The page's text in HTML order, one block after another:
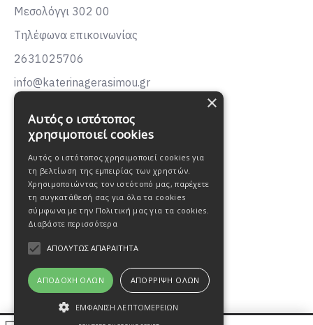
Μεσολόγγι 302 00
Τηλέφωνα επικοινωνίας
2631025706
info@katerinagerasimou.gr
GERASIMOU
FASHION
×
Αυτός ο ιστότοπος
χρησιμοποιεί cookies
Αυτός ο ιστότοπος χρησιμοποιεί cookies για
τη βελτίωση της εμπειρίας των χρηστών.
Χρησιμοποιώντας τον ιστότοπό μας, παρέχετε
τη συγκατάθεσή σας για όλα τα cookies
σύμφωνα με την Πολιτική μας για τα cookies.
Διαβάστε περισσότερα
ΑΠΟΛΎΤΩΣ ΑΠΑΡΑΊΤΗΤΑ
ΑΠΟΔΟΧΉ ΌΛΩΝ ΑΠΌΡΡΙΨΗ ΌΛΩΝ
ΕΜΦΆΝΙΣΗ ΛΕΠΤΟΜΕΡΕΙΏΝ